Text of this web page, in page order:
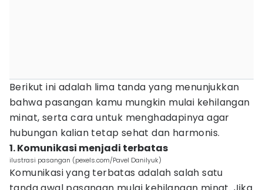
Berikut ini adalah lima tanda yang menunjukkan
bahwa pasangan kamu mungkin mulai kehilangan
minat, serta cara untuk menghadapinya agar
hubungan kalian tetap sehat dan harmonis.
1. Komunikasi menjadi terbatas
ilustrasi pasangan (pexels.com/Pavel Danilyuk)
Komunikasi yang terbatas adalah salah satu